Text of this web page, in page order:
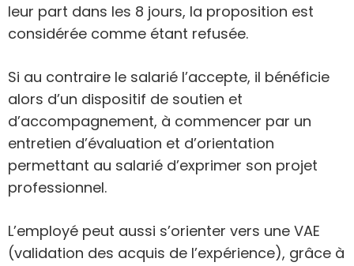
leur part dans les 8 jours, la proposition est
considérée comme étant refusée.
Si au contraire le salarié l’accepte, il bénéficie
alors d’un dispositif de soutien et
d’accompagnement, à commencer par un
entretien d’évaluation et d’orientation
permettant au salarié d’exprimer son projet
professionnel.
L’employé peut aussi s’orienter vers une VAE
(validation des acquis de l’expérience), grâce à